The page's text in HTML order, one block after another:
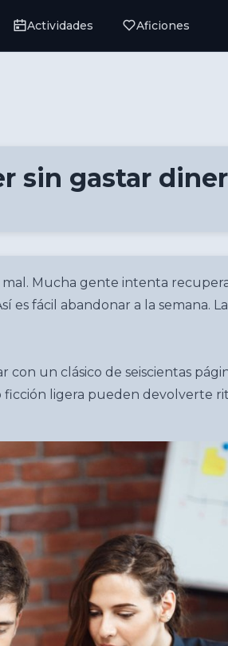
Actividades Aficiones
sin gastar
Mucha gente intenta
es fácil abandonar a la semana.
un clásico de seiscientas
ficción ligera pueden devolverte